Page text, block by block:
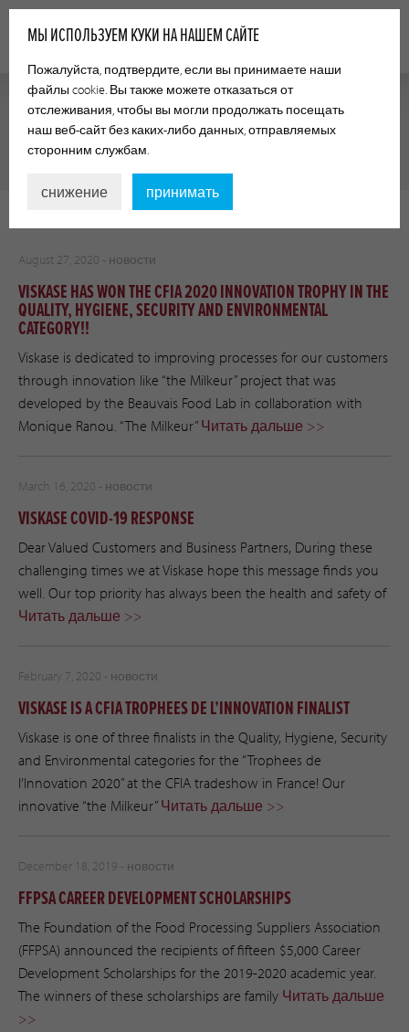
CATEGORY:НОВОСТИ
August 27, 2020 - новости
VISKASE HAS WON THE CFIA 2020 INNOVATION TROPHY IN THE
QUALITY, HYGIENE, SECURITY AND ENVIRONMENTAL
CATEGORY!!
Viskase is dedicated to improving processes for our customers
through innovation like “the Milkeur” project that was
developed by the Beauvais Food Lab in collaboration with
Monique Ranou. “The Milkeur”Читать дальше >>
March 16, 2020 - новости
VISKASE COVID-19 RESPONSE
Dear Valued Customers and Business Partners, During these
challenging times we at Viskase hope this message finds you
well. Our top priority has always been the health and safety of
Читать дальше >>
February 7, 2020 - новости
VISKASE IS A CFIA TROPHEES DE L’INNOVATION FINALIST
Viskase is one of three finalists in the Quality, Hygiene, Security
and Environmental categories for the “Trophees de
l’Innovation 2020” at the CFIA tradeshow in France! Our
innovative “the Milkeur”Читать дальше >>
December 18, 2019 - новости
FFPSA CAREER DEVELOPMENT SCHOLARSHIPS
The Foundation of the Food Processing Suppliers Association
(FFPSA) announced the recipients of fifteen $5,000 Career
Development Scholarships for the 2019-2020 academic year.
The winners of these scholarships are family Читать дальше
>>
МЫ ИСПОЛЬЗУЕМ КУКИ НА НАШЕМ САЙТЕ
Пожалуйста, подтвердите, если вы принимаете наши
файлы cookie. Вы также можете отказаться от
отслеживания, чтобы вы могли продолжать посещать
наш веб-сайт без каких-либо данных, отправляемых
сторонним службам.
снижение принимать